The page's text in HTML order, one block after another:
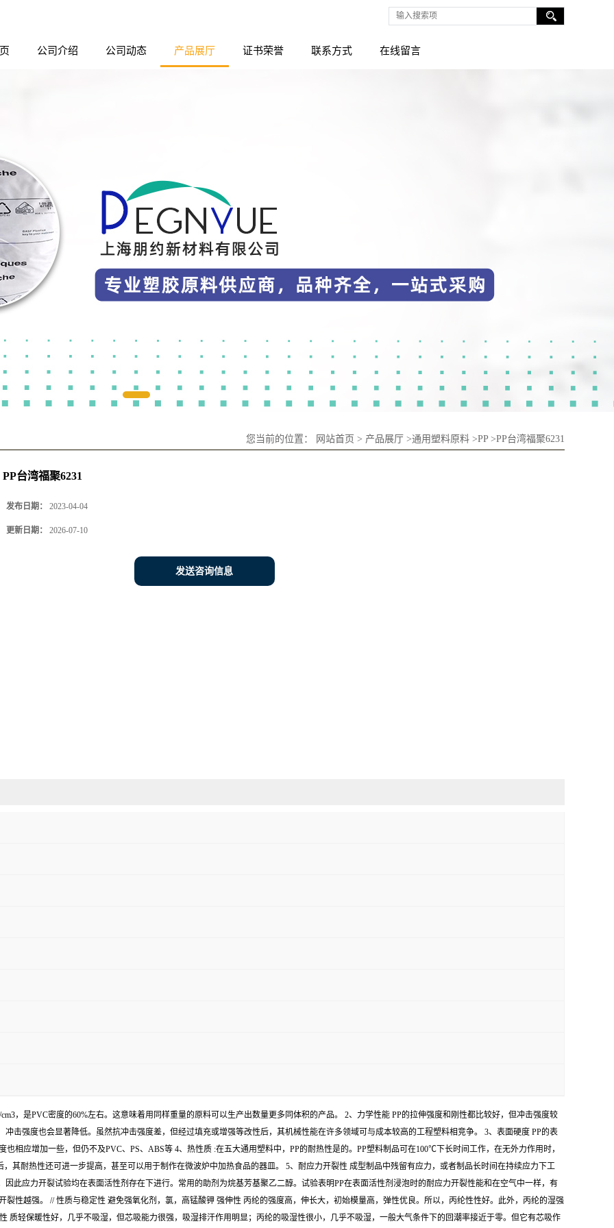
公司介绍 公司动态 产品展厅 证书荣誉 联系方式 在线留言
您当前的位置： 网站首页 > 产品展厅 >通用塑料原料 >PP >PP台湾福聚6231
PP台湾福聚6231
发布日期： 2023-04-04
更新日期： 2026-07-10
发送咨询信息
，是PVC密度的60%左右。这意味着用同样重量的原料可以生产出数量更多同体积的产品。 2、力学性能 PP的拉伸强度和刚性都比较好，但冲击强度较
击强度也会显著降低。虽然抗冲击强度差，但经过填充或增强等改性后，其机械性能在许多领域可与成本较高的工程塑料相竞争。 3、表面硬度 PP的表
相应增加一些，但仍不及PVC、PS、ABS等 4、热性质 :在五大通用塑料中，PP的耐热性是的。PP塑料制品可在100℃下长时间工作，在无外力作用时，
其耐热性还可进一步提高，甚至可以用于制作在微波炉中加热食品的器皿。 5、耐应力开裂性 成型制品中残留有应力，或者制品长时间在持续应力下工
此应力开裂试验均在表面活性剂存在下进行。常用的助剂为烷基芳基聚乙二醇。试验表明PP在表面活性剂浸泡时的耐应力开裂性能和在空气中一样，有
性越强。 // 性质与稳定性 避免强氧化剂，氯，高锰酸钾 强伸性 丙纶的强度高，伸长大，初始模量高，弹性优良。所以，丙纶性性好。此外，丙纶的湿强
质轻保暖性好，几乎不吸湿，但芯吸能力很强，吸湿排汗作用明显；丙纶的吸湿性很小，几乎不吸湿，一般大气条件下的回潮率接近于零。但它有芯吸作